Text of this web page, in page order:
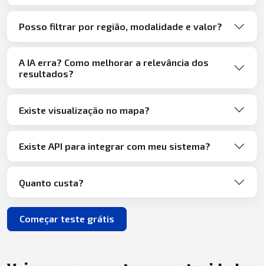
Posso filtrar por região, modalidade e valor?
A IA erra? Como melhorar a relevância dos
resultados?
Existe visualização no mapa?
Existe API para integrar com meu sistema?
Quanto custa?
Começar teste grátis